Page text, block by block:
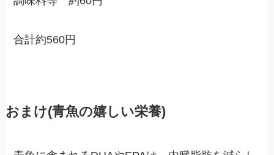
合計約560円
おまけ(青魚の嬉しい栄養)